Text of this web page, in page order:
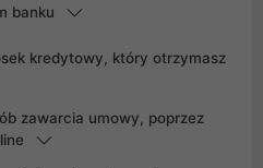
banku
kredytowy, który otrzymasz
zawarcia umowy, poprzez